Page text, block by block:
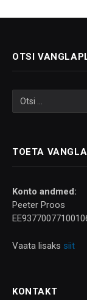
OTSI
TOETA
Konto andmed:
Peeter Proos
Vaata lisaks siit
KONTAKT